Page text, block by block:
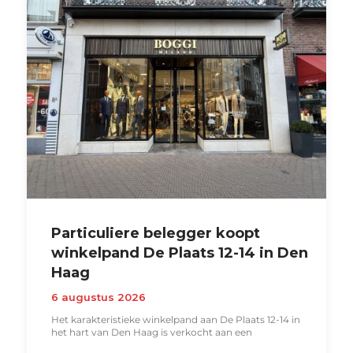
Particuliere belegger koopt
winkelpand De Plaats 12-14 in Den
Haag
6 augustus 2026
Het karakteristieke winkelpand aan De Plaats 12-14 in
het hart van Den Haag is verkocht aan een